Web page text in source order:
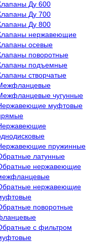
Ду 600
Ду 700
Ду 800
нержавеющие
осевые
поворотные
подъемные
створчатые
чугунные
муфтовые
пружинные
латунные
нержавеющие
нержавеющие
поворотные
с фильтром